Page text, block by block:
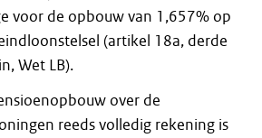
voor de opbouw van 1,657% op
(artikel 18a, derde
Wet LB).
over de
reeds volledig rekening is